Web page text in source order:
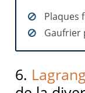
Plaques
Gaufrier
6.